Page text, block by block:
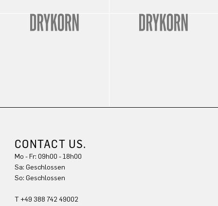
CONTACT US.
Mo - Fr: 09h00 - 18h00
Sa: Geschlossen
So: Geschlossen
T +49 388 742 49002